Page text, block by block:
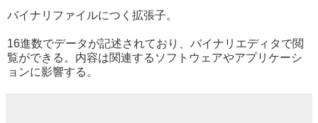
バイナリファイルにつく拡張子。
16進数でデータが記述されており、バイナリエディタで閲
覧ができる。内容は関連するソフトウェアやアプリケーシ
ョンに影響する。